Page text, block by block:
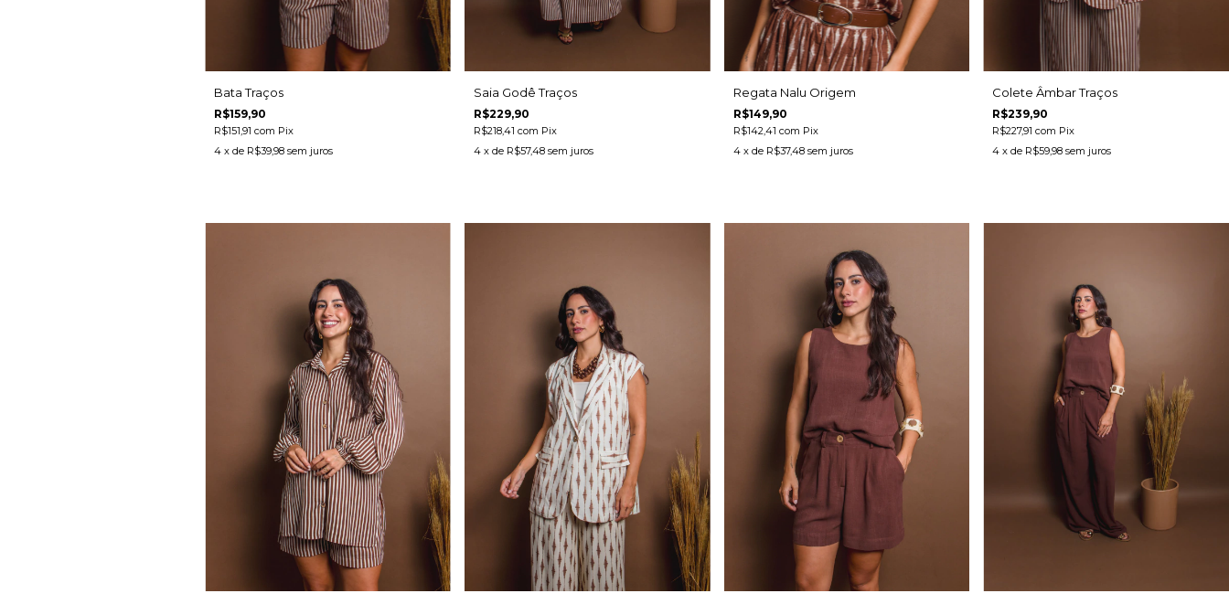
Bata Traços
R$159,90
R$151,91 com Pix
4 x de R$39,98 sem juros
Saia Godê Traços
R$229,90
R$218,41 com Pix
4 x de R$57,48 sem juros
Regata Nalu Origem
R$149,90
R$142,41 com Pix
4 x de R$37,48 sem juros
Colete Âmbar Traços
R$239,90
R$227,91com Pix
4 x de R$59,98 sem juros